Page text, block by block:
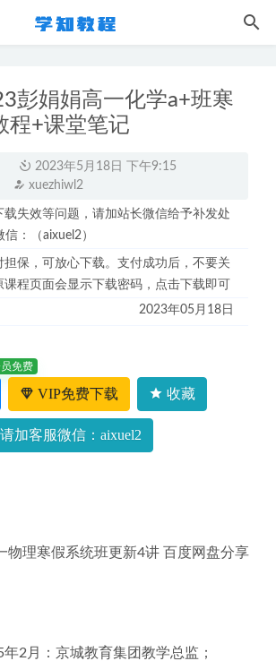
彭娟娟高一化学a+班寒
程+课堂笔记
2023年5月18日 下午9:15
xuezhiwl2
载失效等问题，请加站长微信给予补发处
：（aixuel2）
担保，可放心下载。支付成功后，不要关
课程页面会显示下载密码，点击下载即可
2023年05月18日
免费
VIP免费下载 收藏
加客服微信：aixuel2
物理寒假系统班更新4讲 百度网盘分享
2月：京城教育集团教学总监；
网课教程23年张元振高二生物a+全年班视频
一物理网课教程全年系统班（暑假+秋季+寒
全万科建筑CAD图纸户型平面图全套资源-
艳高三英语复习视频教程+讲义全年班（暑
） 2023-04-13
地理课程+讲义全年班
2023-10-15